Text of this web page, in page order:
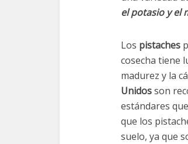
el potasio y el
Los pistaches
cosecha tiene
madurez y la
Unidosson
estándares
que los
suelo, ya que